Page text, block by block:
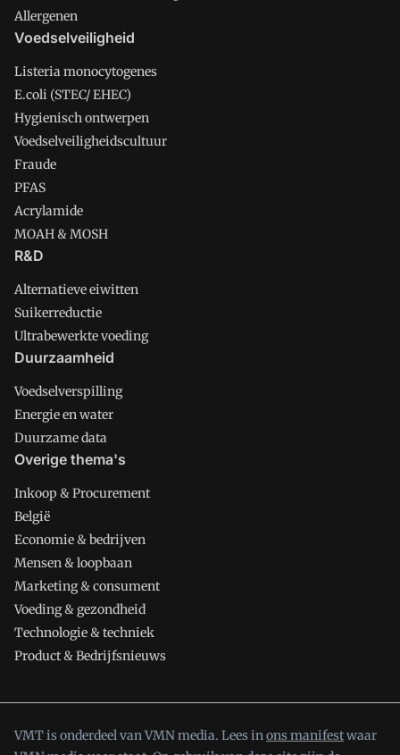
Allergenen
Voedselveiligheid
Listeria monocytogenes
E.coli (STEC/ EHEC)
Hygienisch ontwerpen
Voedselveiligheidscultuur
Fraude
PFAS
Acrylamide
MOAH & MOSH
R&D
Alternatieve eiwitten
Suikerreductie
Ultrabewerkte voeding
Duurzaamheid
Voedselverspilling
Energie en water
Duurzame data
Overige thema's
Inkoop & Procurement
België
Economie & bedrijven
Mensen & loopbaan
Marketing & consument
Voeding & gezondheid
Technologie & techniek
Product & Bedrijfsnieuws
VMT is onderdeel van VMN media. Lees inons manifestwaar